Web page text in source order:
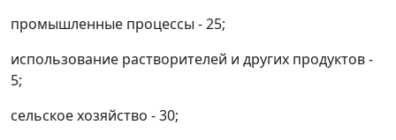
промышленные процессы - 25;
использование растворителей и других продуктов -
5;
сельское хозяйство - 30;